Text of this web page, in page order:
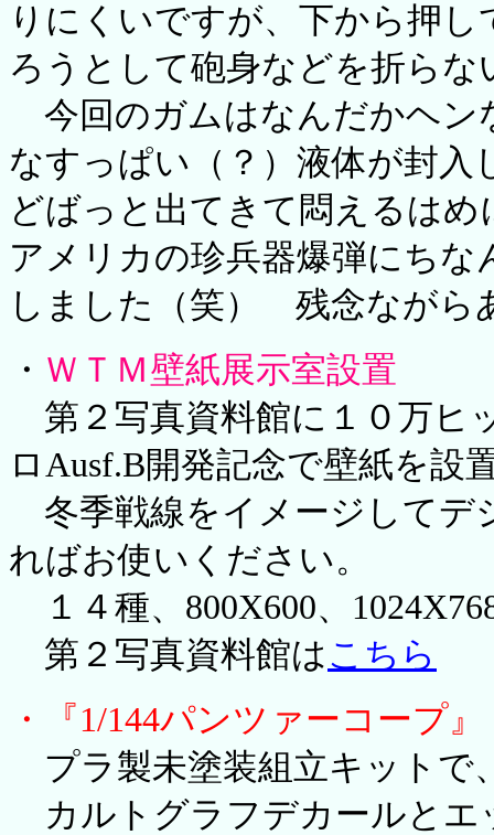
りにくいですが、下から押
ろうとして砲身などを折らな
今回のガムはなんだかヘ
なすっぱい（？）液体が封
どばっと出てきて悶えるは
アメリカの珍兵器爆弾にちな
しました（笑） 残念ながら
・ ＷＴＭ壁紙展示室設置
第２写真資料館に１０万ヒ
ロAusf.B開発記念で壁紙を設
冬季戦線をイメージして
ればお使いください。
１４種、800X600、
第２写真資料館はこちら
・『1/144パンツァーコープ
プラ製未塗装組立キットで
カルトグラフデカールとエ